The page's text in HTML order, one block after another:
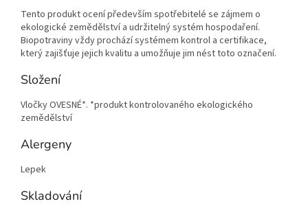
Tento produkt ocení především spotřebitelé se zájmem o
ekologické zemědělství a udržitelný systém hospodaření.
Biopotraviny vždy prochází systémem kontrol a certifikace,
který zajišťuje jejich kvalitu a umožňuje jim nést toto označení.
Složení
Vločky OVESNÉ*. *produkt kontrolovaného ekologického
zemědělství
Alergeny
Lepek
Skladování